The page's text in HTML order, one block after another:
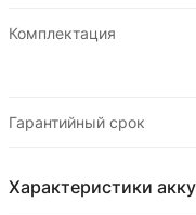
Комплектация
Гарантийный срок
Характеристики